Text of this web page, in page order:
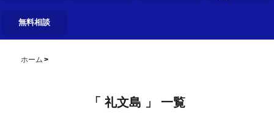
無料相談
ホーム
「 礼文島 」 一覧